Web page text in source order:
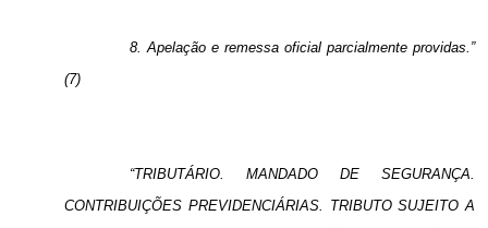
8. Apelação e remessa oficial parcialmente providas.”
(7)
“TRIBUTÁRIO. MANDADO DE SEGURANÇA.
CONTRIBUIÇÕES PREVIDENCIÁRIAS. TRIBUTO SUJEITO A